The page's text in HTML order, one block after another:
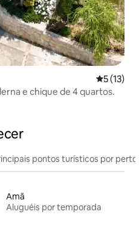
5 de uma
5 (13)
e chique de 4 quartos.
pontos turísticos por perto
Amã
Aluguéis por temporada